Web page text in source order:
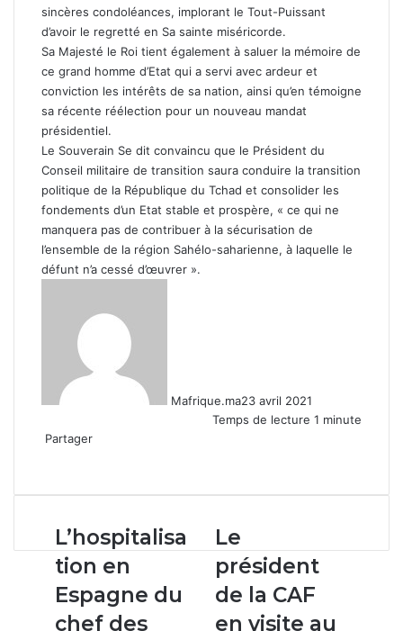
sincères condoléances, implorant le Tout-Puissant
d’avoir le regretté en Sa sainte miséricorde.
Sa Majesté le Roi tient également à saluer la mémoire de
ce grand homme d’Etat qui a servi avec ardeur et
conviction les intérêts de sa nation, ainsi qu’en témoigne
sa récente réélection pour un nouveau mandat
présidentiel.
Le Souverain Se dit convaincu que le Président du
Conseil militaire de transition saura conduire la transition
politique de la République du Tchad et consolider les
fondements d’un Etat stable et prospère, « ce qui ne
manquera pas de contribuer à la sécurisation de
l’ensemble de la région Sahélo-saharienne, à laquelle le
défunt n’a cessé d’œuvrer ».
Mafrique.ma23 avril 2021
Temps de lecture 1 minute
Partager
email
L’hospitalisation
en
Espagne
du
chef
des
L’hospitalisa
tion en
Espagne du
chef des
Le
président
de
la
CAF
en
Le
président
de la CAF
en visite au